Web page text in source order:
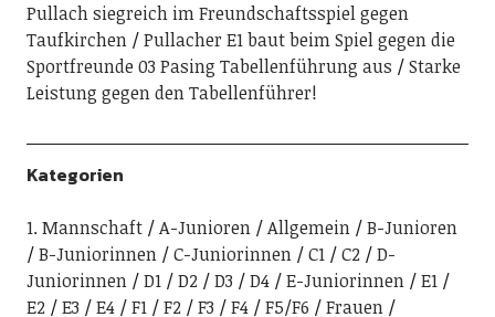
Pullach siegreich im Freundschaftsspiel gegen
Taufkirchen
Pullacher E1 baut beim Spiel gegen die
Sportfreunde 03 Pasing Tabellenführung aus
Starke
Leistung gegen den Tabellenführer!
Kategorien
1. Mannschaft A-Junioren Allgemein
B-Junioren
B-Juniorinnen
C-Juniorinnen C1 C2
D-
Juniorinnen
D1 D2 D3 D4 E-Juniorinnen
E1
E2
E3 E4 F1 F2 F3 F4 F5/F6
Frauen